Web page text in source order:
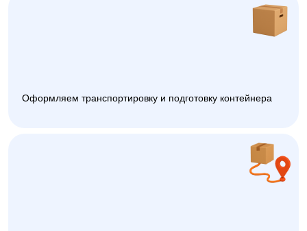
Оформляем транспортировку и подготовку контейнера